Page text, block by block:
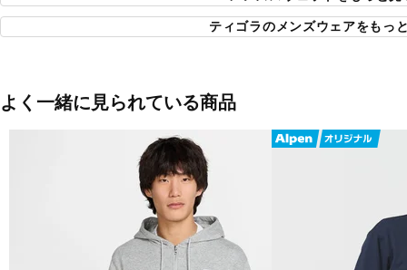
■カラー：
■生産国：バングラデシュ
■2024 Fall＆Winter モデル
■メーカー型番：TR-9C1694TJA
ティゴラのメンズウェアをもっ
よく一緒に見られている商品